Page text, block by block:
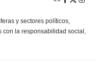
y sectores políticos,
con la responsabilidad social,